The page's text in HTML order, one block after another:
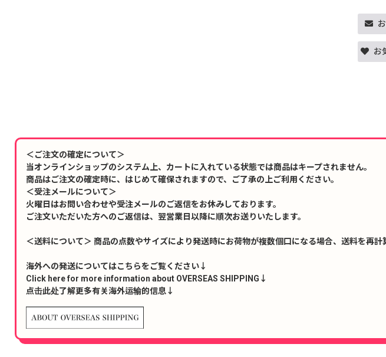
お
＜ご注文の確定について＞
当オンラインショップのシステム上、カートに入れている状態では商品はキープされません。
商品はご注文の確定時に、はじめて確保されますので、ご了承の上ご利用ください。
＜受注メールについて＞
火曜日はお問い合わせや受注メールのご返信をお休みしております。
ご注文いただいた方へのご返信は、翌営業日以降に順次お送りいたします。
＜送料について＞ 商品の点数やサイズにより発送時にお荷物が複数個口になる場合、送料を再
海外への発送についてはこちらをご覧ください↓
Click here for more information about OVERSEAS SHIPPING↓
点击此处了解更多有关海外运输的信息↓